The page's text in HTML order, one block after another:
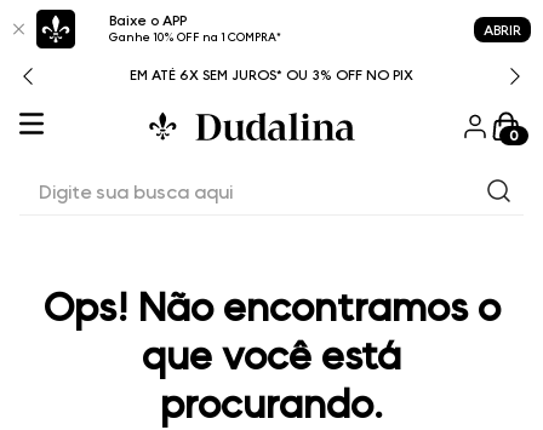
Baixe o APP
Ganhe 10% OFF na 1 COMPRA* ABRIR
EM ATÉ 6X SEM JUROS* OU 3% OFF NO PIX
0
Ops! Não encontramos o
que você está
procurando.